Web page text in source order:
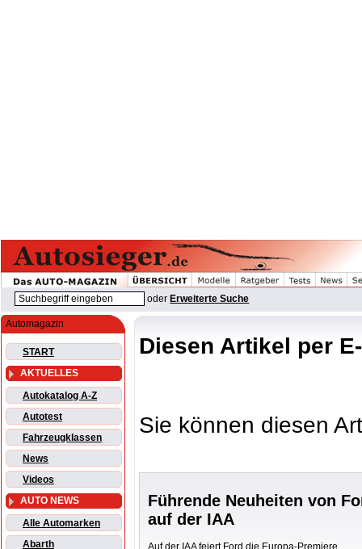
oder Erweiterte Suche
Automagazin
START
AKTUELLES
Autokatalog A-Z
Autotest
Fahrzeugklassen
News
Videos
AUTO NEWS
Alle Automarken
Abarth
Diesen Artikel per
Sie können diesen
Führende Neuheiten von
auf der IAA
Auf der IAA feiert Ford die Europa-Premiere